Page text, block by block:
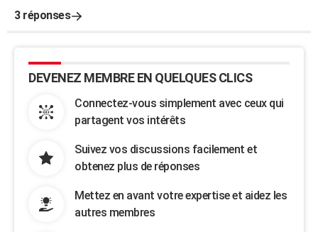
3 réponses
DEVENEZ MEMBRE EN QUELQUES CLICS
Connectez-vous simplement avec ceux qui
partagent vos intérêts
Suivez vos discussions facilement et
obtenez plus de réponses
Mettez en avant votre expertise et aidez les
autres membres